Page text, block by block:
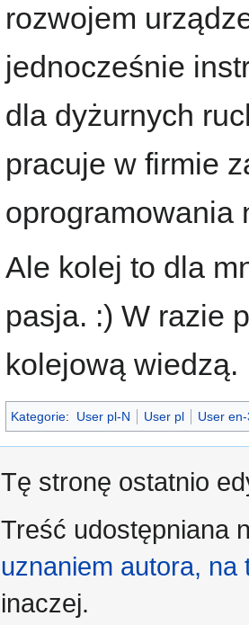
rozwojem
jednocześnie
dla dyżurnych
pracuje w firmie
oprogramowania
Ale kolej to dla
pasja. :) W razie
kolejową wiedzą.
Kategorie: User pl-N User pl User
Tę stronę ostatnio
Treść udostępniana
uznaniem autora,
inaczej.